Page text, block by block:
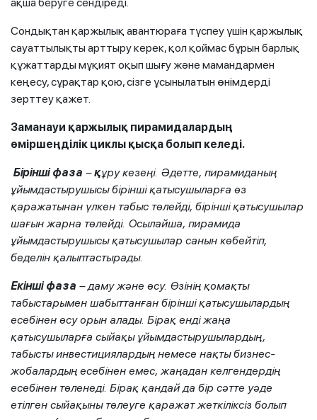
Сондықтан қаржылық авантюраға түспеу үшін қаржылық
сауаттылықты арттыру керек, қол қоймас бұрын барлық
құжаттарды мұқият оқып шығу және мамандармен
кеңесу, сұрақтар қою, сізге ұсынылатын өнімдерді
зерттеу қажет.
Заманауи қаржылық пирамидалардың
өміршеңділік циклы қысқа болып келеді.
Бірінші фаза –құру кезеңі. Әдетте, пирамиданың
ұйымдастырушысы бірінші қатысушыларға өз
қаражатынан үлкен табыс төлейді, бірінші қатысушылар
шағын жарна төлейді. Осылайша, пирамида
ұйымдастырушысы қатысушылар санын көбейтіп,
беделін қалыптастырады.
Екіншіфаза – даму және өсу. Өзінің қомақты
табыстарымен шабыттанған бірінші қатысушылардың
есебінен өсу орын алады. Бірақ енді жаңа
қатысушыларға сыйақы ұйымдастырушылардың,
табысты инвестициялардың немесе нақты бизнес-
жобалардың есебінен емес, жаңадан келгендердің
есебінен төленеді. Бірақ қандай да бір сәтте уәде
етілген сыйақыны төлеуге қаражат жеткіліксіз болып